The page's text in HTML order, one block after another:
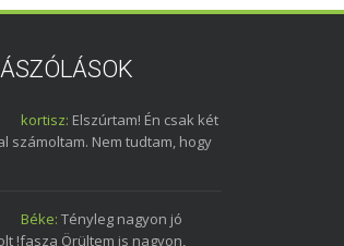
kortisz: Elszúrtam! Én csak két
számoltam. Nem tudtam, hogy
Béke: Tényleg nagyon jó
!fasza Örültem is nagyon,